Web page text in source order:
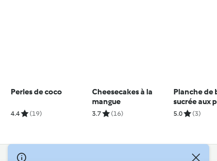
Perles de coco
4.4 (19)
Cheesecakes à la
mangue
3.7 (16)
Planche de
sucrée aux
et aux noix
5.0 (3)